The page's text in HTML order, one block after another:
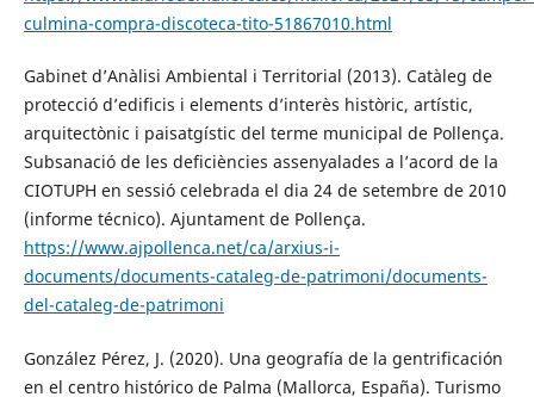
culmina-compra-discoteca-tito-51867010.html
Gabinet d’Anàlisi Ambiental i Territorial (2013). Catàleg de
protecció d’edificis i elements d’interès històric, artístic,
arquitectònic i paisatgístic del terme municipal de Pollença.
Subsanació de les deficiències assenyalades a l’acord de la
CIOTUPH en sessió celebrada el dia 24 de setembre de 2010
(informe técnico). Ajuntament de Pollença.
https://www.ajpollenca.net/ca/arxius-i-
documents/documents-cataleg-de-patrimoni/documents-
del-cataleg-de-patrimoni
González Pérez, J. (2020). Una geografía de la gentrificación
en el centro histórico de Palma (Mallorca, España). Turismo